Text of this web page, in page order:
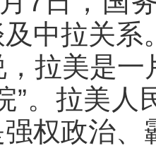
中拉关系
美是一
”。拉美
权政治、